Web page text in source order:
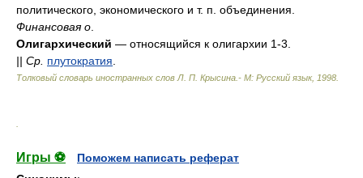
политического, экономического и т. п. объединения.
Финансовая о
Олигархический — относящийся к олигархии 1-3.
|| Ср. плутократия
Толковый словарь иностранных слов Л. П. Крысина.- М: Русский язык, 1998
Игры ⚽
Поможем написать реферат